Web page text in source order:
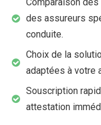
Comparaison
des assureurs
conduite.
Choix de la
adaptées à votre
Souscription
attestation